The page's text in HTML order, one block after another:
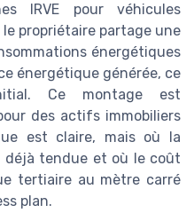
IRVE pour véhicules
propriétaire partage une
énergétiques
énergétique générée, ce
Ce montage est
des actifs immobiliers
est claire, mais où la
déjà tendue et où le coût
tertiaire au mètre carré
plan.